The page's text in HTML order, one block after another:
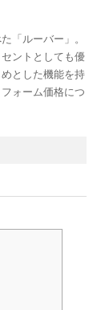
「ルーバー」。
ントとしても優
とした機能を持
ォーム価格につ